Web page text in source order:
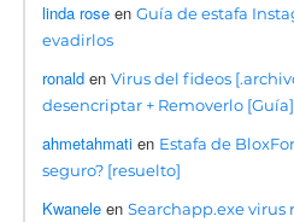
linda rose enGuía de estafa
evadirlos
ronald enVirus del fideos
desencriptar + Removerlo [Guía]
ahmetahmati en Estafa de
seguro? [resuelto]
Kwanele enSearchapp.exe virus